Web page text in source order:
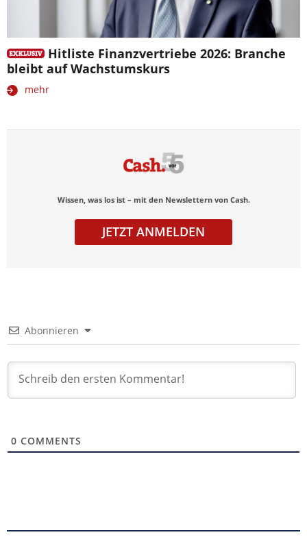
Hitliste Finanzvertriebe 2026: Branche
bleibt auf Wachstumskurs
mehr
Wissen, was los ist – mit den Newslettern von Cash.
JETZT ANMELDEN
Abonnieren
0 COMMENTS